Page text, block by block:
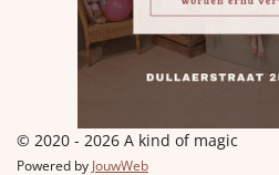
© 2020 - 2026 A kind of magic
Powered by JouwWeb